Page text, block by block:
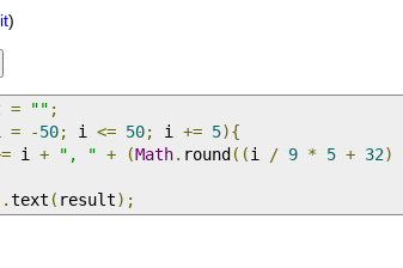
)
= "" ;
= -50; i <= 50; i += 5){
i + ", " + (Math. round((i / 9 * 5 + 32)
text ( result);